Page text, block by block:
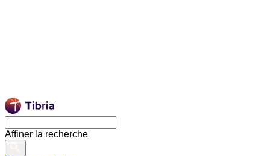
Affiner la recherche